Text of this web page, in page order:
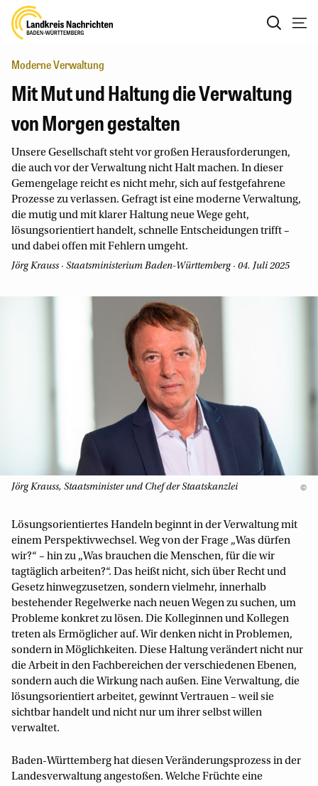
Moderne Verwaltung
Mit Mut und Haltung die Verwaltung
von Morgen gestalten
Unsere Gesellschaft steht vor großen Herausforderungen,
die auch vor der Verwaltung nicht Halt machen. In dieser
Gemengelage reicht es nicht mehr, sich auf festgefahrene
Prozesse zu verlassen. Gefragt ist eine moderne Verwaltung,
die mutig und mit klarer Haltung neue Wege geht,
lösungsorientiert handelt, schnelle Entscheidungen trifft –
und dabei offen mit Fehlern umgeht.
Jörg Krauss · Staatsministerium Baden-Württemberg · 04. Juli 2025
Jörg Krauss, Staatsminister und Chef der Staatskanzlei ©
Lösungsorientiertes Handeln beginnt in der Verwaltung mit
einem Perspektivwechsel. Weg von der Frage „Was dürfen
wir?“ – hin zu „Was brauchen die Menschen, für die wir
tagtäglich arbeiten?“. Das heißt nicht, sich über Recht und
Gesetz hinwegzusetzen, sondern vielmehr, innerhalb
bestehender Regelwerke nach neuen Wegen zu suchen, um
Probleme konkret zu lösen. Die Kolleginnen und Kollegen
treten als Ermöglicher auf. Wir denken nicht in Problemen,
sondern in Möglichkeiten. Diese Haltung verändert nicht nur
die Arbeit in den Fachbereichen der verschiedenen Ebenen,
sondern auch die Wirkung nach außen. Eine Verwaltung, die
lösungsorientiert arbeitet, gewinnt Vertrauen – weil sie
sichtbar handelt und nicht nur um ihrer selbst willen
verwaltet.
Baden-Württemberg hat diesen Veränderungsprozess in der
Landesverwaltung angestoßen. Welche Früchte eine